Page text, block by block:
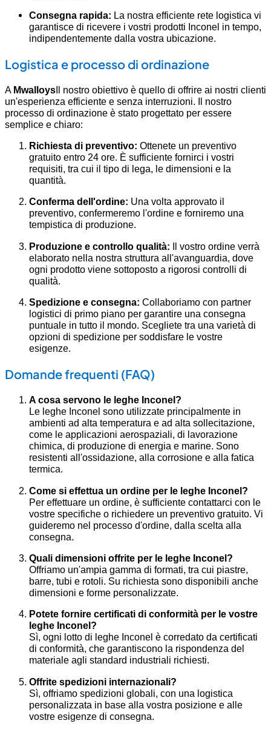
Consegna rapida: La nostra efficiente rete logistica vi
garantisce di ricevere i vostri prodotti Inconel in tempo,
indipendentemente dalla vostra ubicazione.
Logistica e processo di ordinazione
A MwalloysIl nostro obiettivo è quello di offrire ai nostri clienti
un'esperienza efficiente e senza interruzioni. Il nostro
processo di ordinazione è stato progettato per essere
semplice e chiaro:
Richiesta di preventivo: Ottenete un preventivo
gratuito entro 24 ore. È sufficiente fornirci i vostri
requisiti, tra cui il tipo di lega, le dimensioni e la
quantità.
Conferma dell'ordine: Una volta approvato il
preventivo, confermeremo l'ordine e forniremo una
tempistica di produzione.
Produzione e controllo qualità: Il vostro ordine verrà
elaborato nella nostra struttura all'avanguardia, dove
ogni prodotto viene sottoposto a rigorosi controlli di
qualità.
Spedizione e consegna: Collaboriamo con partner
logistici di primo piano per garantire una consegna
puntuale in tutto il mondo. Scegliete tra una varietà di
opzioni di spedizione per soddisfare le vostre
esigenze.
Domande frequenti (FAQ)
A cosa servono le leghe Inconel?
Le leghe Inconel sono utilizzate principalmente in
ambienti ad alta temperatura e ad alta sollecitazione,
come le applicazioni aerospaziali, di lavorazione
chimica, di produzione di energia e marine. Sono
resistenti all'ossidazione, alla corrosione e alla fatica
termica.
Come si effettua un ordine per le leghe Inconel?
Per effettuare un ordine, è sufficiente contattarci con le
vostre specifiche o richiedere un preventivo gratuito. Vi
guideremo nel processo d'ordine, dalla scelta alla
consegna.
Quali dimensioni offrite per le leghe Inconel?
Offriamo un'ampia gamma di formati, tra cui piastre,
barre, tubi e rotoli. Su richiesta sono disponibili anche
dimensioni e forme personalizzate.
Potete fornire certificati di conformità per le vostre
leghe Inconel?
Sì, ogni lotto di leghe Inconel è corredato da certificati
di conformità, che garantiscono la rispondenza del
materiale agli standard industriali richiesti.
Offrite spedizioni internazionali?
Sì, offriamo spedizioni globali, con una logistica
personalizzata in base alla vostra posizione e alle
vostre esigenze di consegna.